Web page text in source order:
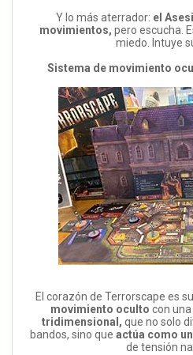
Y lo más aterrador: el
movimientos, pero escucha.
miedo. Intuye
Sistema de movimiento
El corazón de Terrorscape es
movimiento oculto con
tridimensional, que no solo
bandos, sino que actúa como
de tensión